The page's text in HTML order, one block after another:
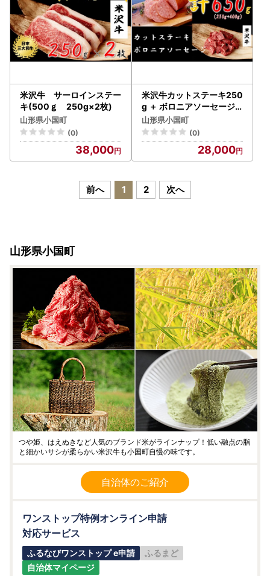
米沢牛 サーロインステー
キ(500ｇ 250g×2枚)
山形県小国町
(0)
38,000
米沢牛カットステーキ250
g ＋ ボロニアソーセージ4
00g
山形県小国町
(0)
28,000
前へ 1 2 次へ
山形県小国町
つや姫、はえぬきなど人気のブランド米がラインナップ！低い融点の脂
と細かいサシが柔らかい米沢牛も小国町自慢の味です。
自治体のご紹介
ワンストップ特例オンライン申請
対応サービス
ふるなびワンストップ e申請
ふるまど
自治体マイページ